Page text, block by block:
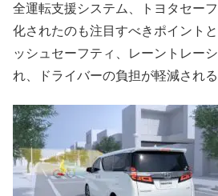
全運転支援システム、トヨタセー
化されたのも注目すべきポイント
ッシュセーフティ、レーントレー
れ、ドライバーの負担が軽減される